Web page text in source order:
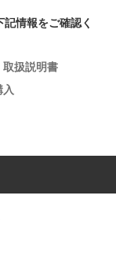
情報をご確認く
取扱説明書